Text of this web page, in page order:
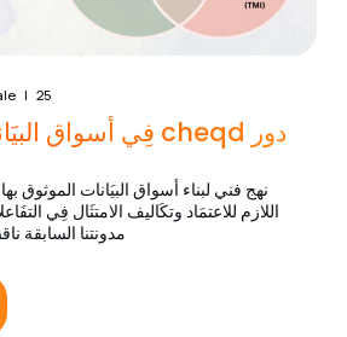
دور cheqd فِي أسواق البيَانات الموثوق بها
نهج فني لبناء أسواق البيَانات الموثوق
اللازم للاعتمَاد وتكَاليف الامتثَال فِي
مدونتنا السابقة
25 أبريل، 2023